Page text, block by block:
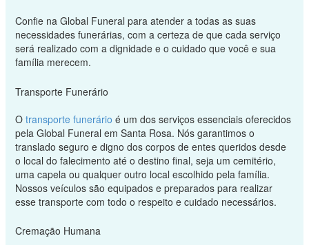
Confie na Global Funeral para atender a todas as suas
necessidades funerárias, com a certeza de que cada serviço
será realizado com a dignidade e o cuidado que você e sua
família merecem.
Transporte Funerário
O transporte funerário é um dos serviços essenciais oferecidos
pela Global Funeral em Santa Rosa. Nós garantimos o
translado seguro e digno dos corpos de entes queridos desde
o local do falecimento até o destino final, seja um cemitério,
uma capela ou qualquer outro local escolhido pela família.
Nossos veículos são equipados e preparados para realizar
esse transporte com todo o respeito e cuidado necessários.
Cremação Humana